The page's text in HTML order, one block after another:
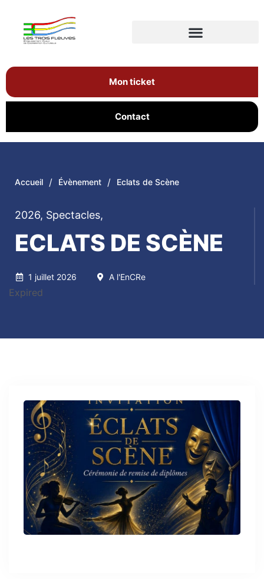
Mon ticket
Contact
Accueil / Évènement / Eclats de Scène
2026, Spectacles,
ECLATS DE SCÈNE
1 juillet 2026 A l'EnCRe
Expired